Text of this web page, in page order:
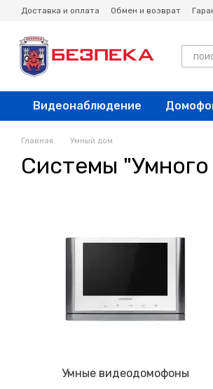
Перейти к основному контенту
Доставка и оплата Обмен и возврат
Видеонаблюдение
Главная Умный дом
Системы
Умные видеодомофоны